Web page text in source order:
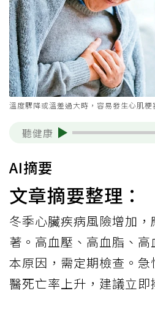
溫度驟降或溫差過大時，容易發生心肌梗
聽健康
AI摘要
文章摘要整理：
冬季心臟疾病風險增加
著。高血壓、高血脂、
本原因，需定期檢查。
醫死亡率上升，建議立即